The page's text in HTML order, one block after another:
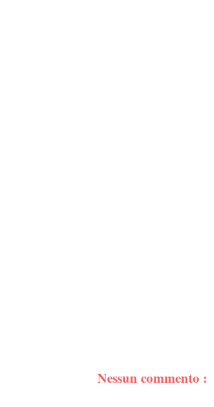
Nessun commento :